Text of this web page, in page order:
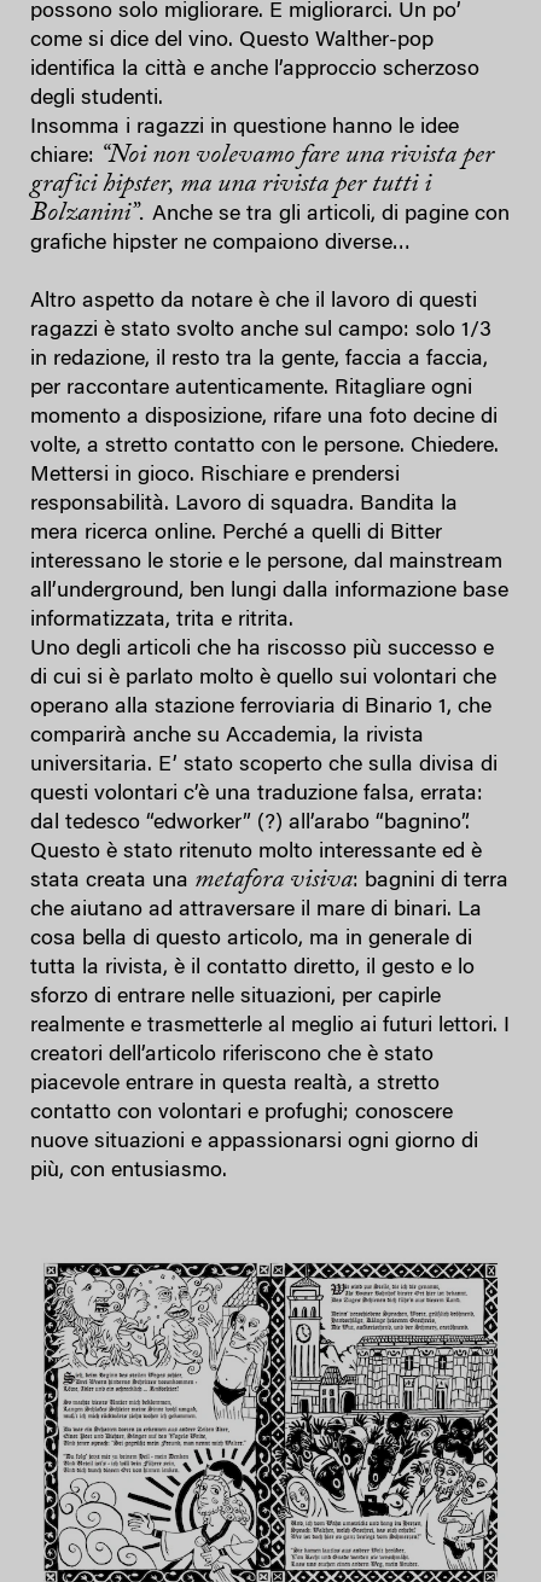
possono solo migliorare. E migliorarci. Un po’
come si dice del vino. Questo Walther-pop
identifica la città e anche l’approccio scherzoso
degli studenti.
Insomma i ragazzi in questione hanno le idee
chiare: “Noi non volevamo fare una rivista per
grafici hipster, ma una rivista per tutti i
Bolzanini”. Anche se tra gli articoli, di pagine con
grafiche hipster ne compaiono diverse…
Altro aspetto da notare è che il lavoro di questi
ragazzi è stato svolto anche sul campo: solo 1/3
in redazione, il resto tra la gente, faccia a faccia,
per raccontare autenticamente. Ritagliare ogni
momento a disposizione, rifare una foto decine di
volte, a stretto contatto con le persone. Chiedere.
Mettersi in gioco. Rischiare e prendersi
responsabilità. Lavoro di squadra. Bandita la
mera ricerca online. Perché a quelli di Bitter
interessano le storie e le persone, dal mainstream
all’underground, ben lungi dalla informazione base
informatizzata, trita e ritrita.
Uno degli articoli che ha riscosso più successo e
di cui si è parlato molto è quello sui volontari che
operano alla stazione ferroviaria di Binario 1, che
comparirà anche su Accademia, la rivista
universitaria. E’ stato scoperto che sulla divisa di
questi volontari c’è una traduzione falsa, errata:
dal tedesco “edworker” (?) all’arabo “bagnino”.
Questo è stato ritenuto molto interessante ed è
stata creata una metafora visiva: bagnini di terra
che aiutano ad attraversare il mare di binari. La
cosa bella di questo articolo, ma in generale di
tutta la rivista, è il contatto diretto, il gesto e lo
sforzo di entrare nelle situazioni, per capirle
realmente e trasmetterle al meglio ai futuri lettori. I
creatori dell’articolo riferiscono che è stato
piacevole entrare in questa realtà, a stretto
contatto con volontari e profughi; conoscere
nuove situazioni e appassionarsi ogni giorno di
più, con entusiasmo.